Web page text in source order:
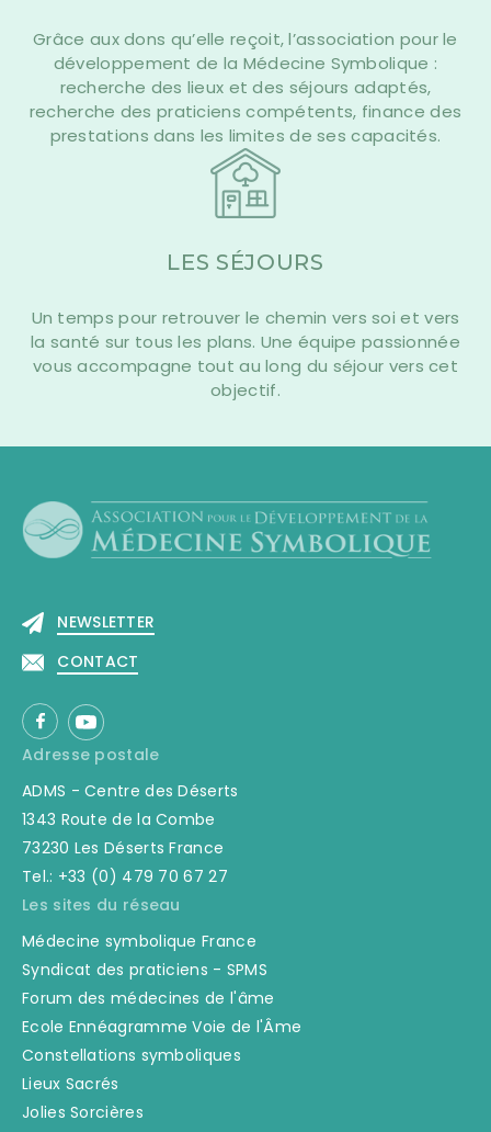
Grâce aux dons qu’elle reçoit, l’association pour le
développement de la Médecine Symbolique :
recherche des lieux et des séjours adaptés,
recherche des praticiens compétents, finance des
prestations dans les limites de ses capacités.
LES SÉJOURS
Un temps pour retrouver le chemin vers soi et vers
la santé sur tous les plans. Une équipe passionnée
vous accompagne tout au long du séjour vers cet
objectif.
NEWSLETTER
CONTACT
Adresse postale
ADMS - Centre des Déserts
1343 Route de la Combe
73230 Les Déserts France
Tel.: +33 (0) 479 70 67 27
Les sites du réseau
Médecine symbolique France
Syndicat des praticiens - SPMS
Forum des médecines de l'âme
Ecole Ennéagramme Voie de l'Âme
Constellations symboliques
Lieux Sacrés
Jolies Sorcières